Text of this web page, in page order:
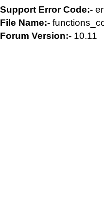
Support Error Code:-
File Name:-
Forum Version:- 10.11